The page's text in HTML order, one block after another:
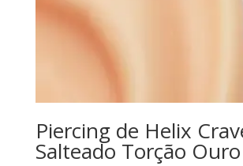
Piercing de Helix
Salteado Torção